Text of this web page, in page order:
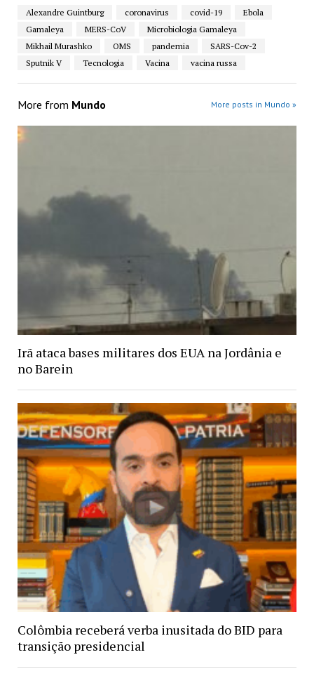
Alexandre Guintburg coronavirus covid-19
Ebola
Gamaleya
MERS-CoV
Microbiologia Gamaleya
Mikhail Murashko
OMS pandemia
SARS-Cov-2
Sputnik V
Tecnologia Vacina vacina russa
More from Mundo More posts in Mundo »
Irã ataca bases militares dos EUA na Jordânia e
no Barein
Colômbia receberá verba inusitada do BID para
transição presidencial